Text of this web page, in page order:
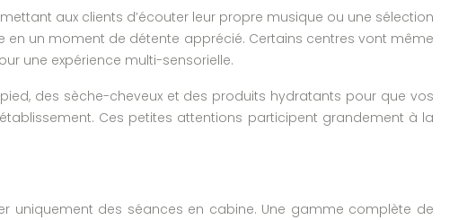
aux clients d’écouter leur propre musique ou une sélection
un moment de détente apprécié. Certains centres vont même
une expérience multi-sensorielle.
des sèche-cheveux et des produits hydratants pour que vos
Ces petites attentions participent grandement à la
uniquement des séances en cabine. Une gamme complète de